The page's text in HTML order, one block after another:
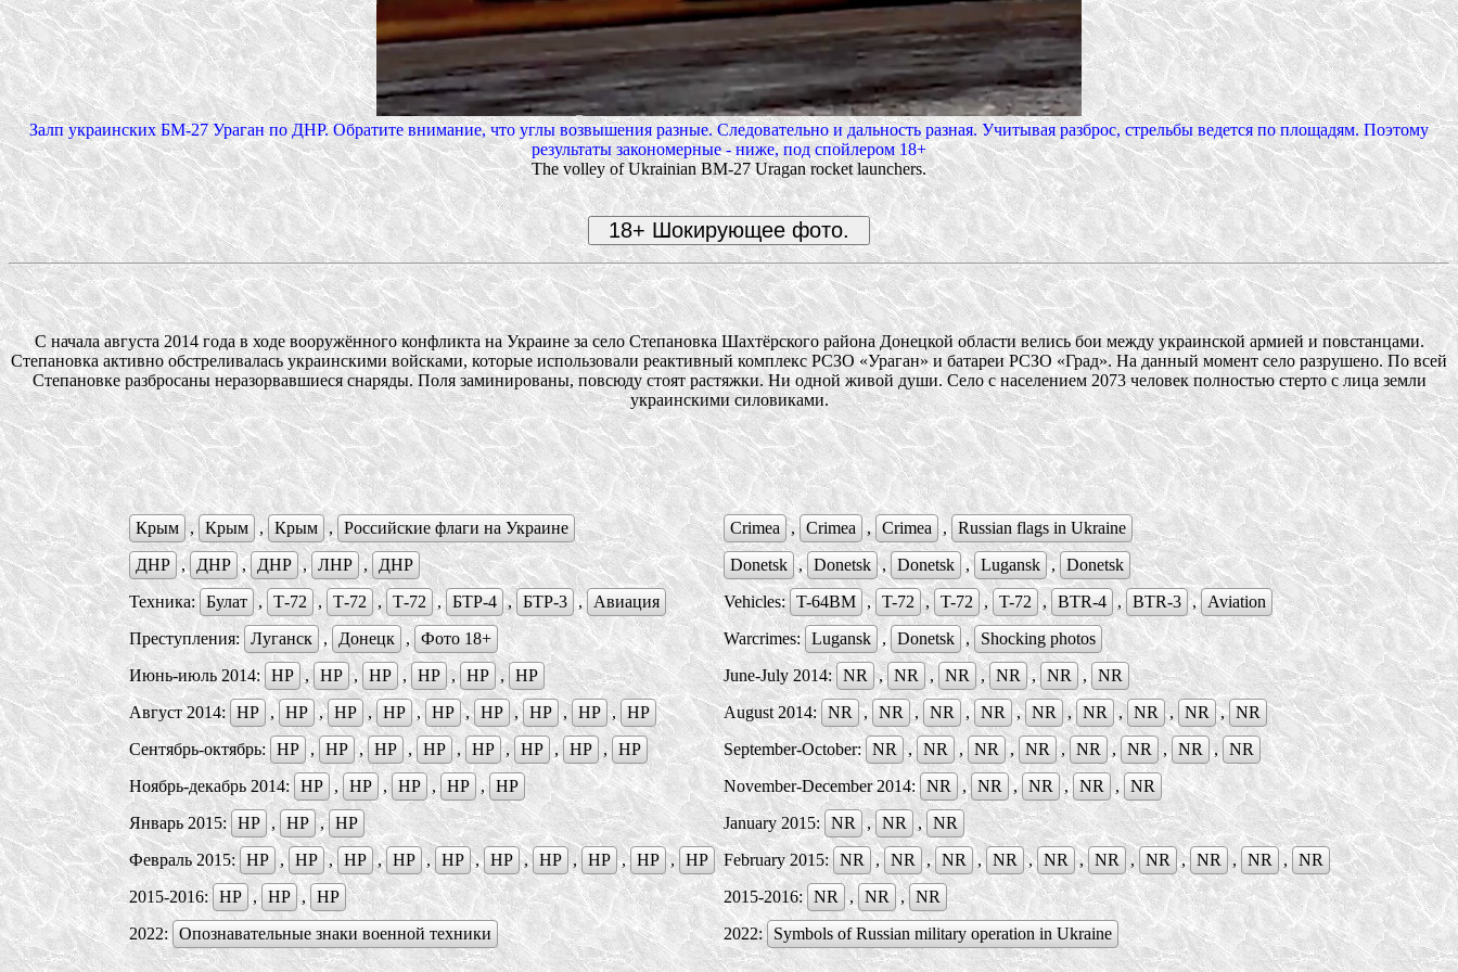
Залп украинских БМ-27 Ураган по ДНР. Обратите внимание, что углы возвышения разные. Следовательно и дальность разная. Учитывая разброс, стрельбы ведется по площадям. Поэтому
результаты закономерные - ниже, под спойлером 18+
The volley of Ukrainian BM-27 Uragan rocket launchers.
С начала августа 2014 года в ходе вооружённого конфликта на Украине за село Степановка Шахтёрского района Донецкой области велись бои между украинской армией и повстанцами.
Степановка активно обстреливалась украинскими войсками, которые использовали реактивный комплекс РСЗО «Ураган» и батареи РСЗО «Град». На данный момент село разрушено. По всей
Степановке разбросаны неразорвавшиеся снаряды. Поля заминированы, повсюду стоят растяжки. Ни одной живой души. Село с населением 2073 человек полностью стерто с лица земли
украинскими силовиками.
Крым , Крым , Крым , Российские флаги на Украине Crimea , Crimea , Crimea , Russian flags in Ukraine
ДНР , ДНР , ДНР , ЛНР , ДНР Donetsk , Donetsk , Donetsk , Lugansk , Donetsk
Техника: Булат , Т-72 , Т-72 , Т-72 , БTР-4 , БTР-3 , Авиация Vehicles: T-64BM , T-72 , T-72 , T-72 , BTR-4 , BTR-3 , Aviation
Преступления: Луганск , Донецк , Фото 18+ Warcrimes: Lugansk , Donetsk , Shocking photos
Июнь-июль 2014: НР , НР , НР , НР , НР , НР June-July 2014: NR , NR , NR , NR , NR ,
NR
Август 2014: НР , НР , НР , НР , НР , НР , НР , НР , НР August 2014: NR , NR , NR , NR , NR , NR , NR , NR , NR
Сентябрь-октябрь:
НР , НР , НР , НР , НР , НР , НР , HP September-October: NR , NR , NR , NR , NR , NR , NR , NR
Ноябрь-декабрь 2014: НР , НР , НР , НР , НР November-December 2014: NR , NR , NR , NR ,
NR
Январь 2015: НР , НР , НР January 2015: NR , NR , NR
Февраль 2015: НР , НР , НР , НР , НР , НР , НР , НР , НР , НР February 2015: NR , NR , NR , NR , NR , NR , NR , NR , NR , NR
2015-2016: НР , НР , НР 2015-2016: NR , NR , NR
2022: Опознавательные знаки военной техники 2022: Symbols of Russian military operation in Ukraine